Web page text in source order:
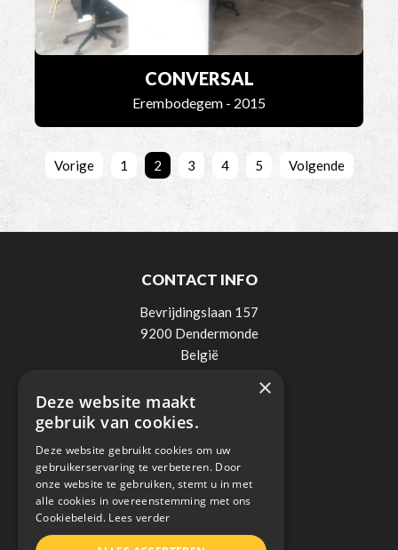
CONVERSAL
Erembodegem - 2015
Vorige 1 2 3 4 5 Volgende
CONTACT INFO
Bevrijdingslaan 157
9200 Dendermonde
België
0498 / 521 900
info@lee-elektro.be
×
Deze website maakt
gebruik van cookies.
Deze website gebruikt cookies om uw
gebruikerservaring te verbeteren. Door
onze website te gebruiken, stemt u in met
alle cookies in overeenstemming met ons
Cookiebeleid. Lees verder